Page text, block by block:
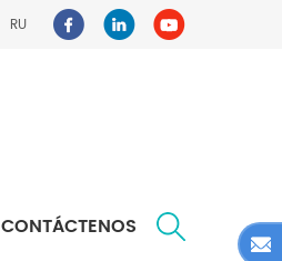
RU
CONTÁCTENOS